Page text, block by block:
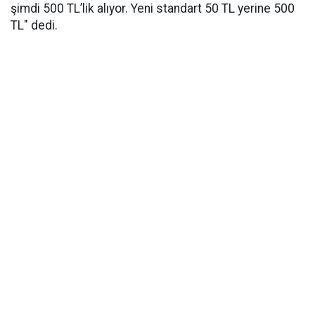
şimdi 500 TL’lik alıyor. Yeni standart 50 TL yerine 500
TL" dedi.